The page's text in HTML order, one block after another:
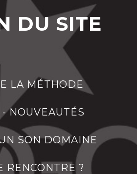
DU SITE
LA MÉTHODE
NOUVEAUTÉS
SON DOMAINE
RENCONTRE ?